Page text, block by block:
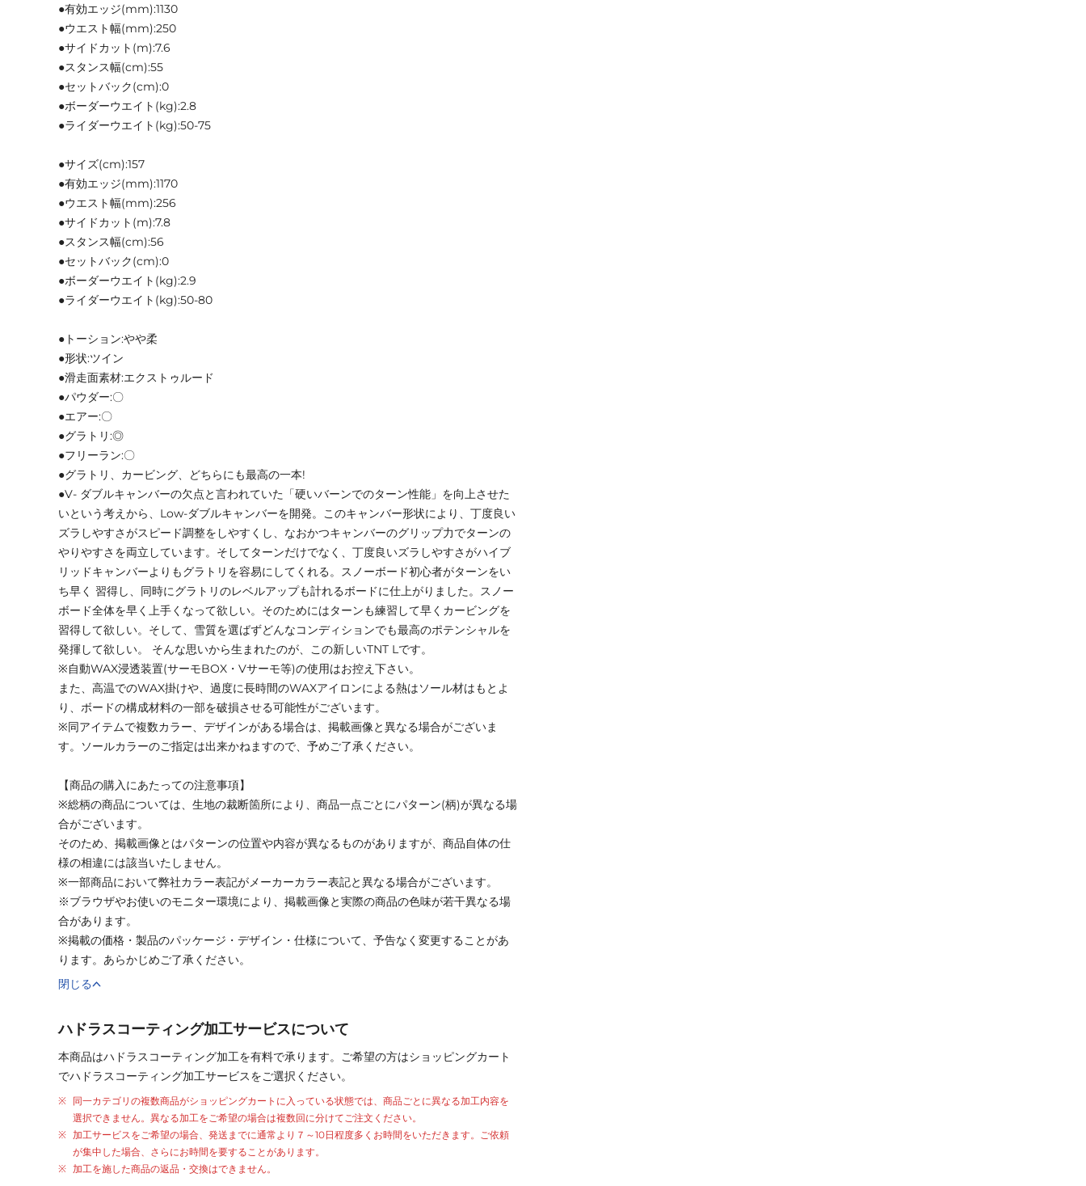
●有効エッジ(mm):1130
●ウエスト幅(mm):250
●サイドカット(m):7.6
●スタンス幅(cm):55
●セットバック(cm):0
●ボーダーウエイト(kg):2.8
●ライダーウエイト(kg):50-75
●サイズ(cm):157
●有効エッジ(mm):1170
●ウエスト幅(mm):256
●サイドカット(m):7.8
●スタンス幅(cm):56
●セットバック(cm):0
●ボーダーウエイト(kg):2.9
●ライダーウエイト(kg):50-80
●トーション:やや柔
●形状:ツイン
●滑走面素材:エクストゥルード
●パウダー:〇
●エアー:〇
●グラトリ:◎
●フリーラン:〇
●グラトリ、カービング、どちらにも最高の一本!
●V- ダブルキャンバーの欠点と言われていた「硬いバーンでのターン性能」を向上させた
いという考えから、Low-ダブルキャンバーを開発。このキャンバー形状により、丁度良い
ズラしやすさがスピード調整をしやすくし、なおかつキャンバーのグリップ力でターンの
やりやすさを両立しています。そしてターンだけでなく、丁度良いズラしやすさがハイブ
リッドキャンバーよりもグラトリを容易にしてくれる。スノーボード初心者がターンをい
ち早く 習得し、同時にグラトリのレベルアップも計れるボードに仕上がりました。スノー
ボード全体を早く上手くなって欲しい。そのためにはターンも練習して早くカービングを
習得して欲しい。そして、雪質を選ばずどんなコンディションでも最高のポテンシャルを
発揮して欲しい。 そんな思いから生まれたのが、この新しいTNT Lです。
※自動WAX浸透装置(サーモBOX・Vサーモ等)の使用はお控え下さい。
また、高温でのWAX掛けや、過度に長時間のWAXアイロンによる熱はソール材はもとよ
り、ボードの構成材料の一部を破損させる可能性がございます。
※同アイテムで複数カラー、デザインがある場合は、掲載画像と異なる場合がございま
す。ソールカラーのご指定は出来かねますので、予めご了承ください。
【商品の購入にあたっての注意事項】
※総柄の商品については、生地の裁断箇所により、商品一点ごとにパターン(柄)が異なる場
合がございます。
そのため、掲載画像とはパターンの位置や内容が異なるものがありますが、商品自体の仕
様の相違には該当いたしません。
※一部商品において弊社カラー表記がメーカーカラー表記と異なる場合がございます。
※ブラウザやお使いのモニター環境により、掲載画像と実際の商品の色味が若干異なる場
合があります。
※掲載の価格・製品のパッケージ・デザイン・仕様について、予告なく変更することがあ
ります。あらかじめご了承ください。
閉じる
ハドラスコーティング加工サービスについて
本商品はハドラスコーティング加工を有料で承ります。ご希望の方はショッピングカート
でハドラスコーティング加工サービスをご選択ください。
同一カテゴリの複数商品がショッピングカートに入っている状態では、商品ごとに異なる加工内容を
選択できません。異なる加工をご希望の場合は複数回に分けてご注文ください。
加工サービスをご希望の場合、発送までに通常より ７～10日程度多くお時間をいただきます。ご依頼
が集中した場合、さらにお時間を要することがあります。
加工を施した商品の返品・交換はできません。